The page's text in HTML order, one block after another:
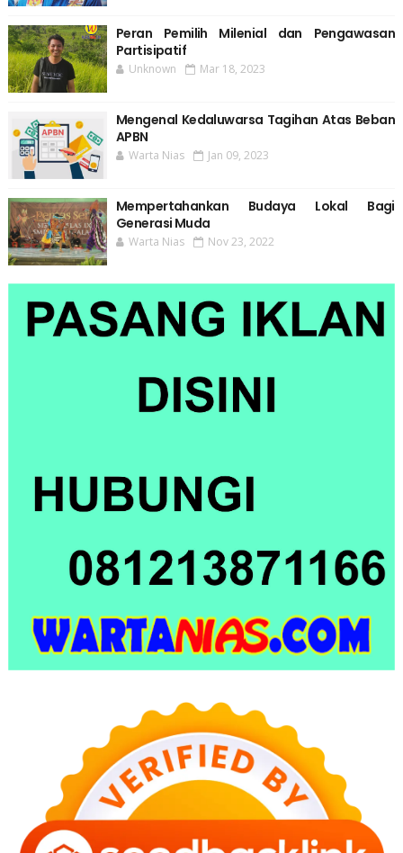
Peran Pemilih Milenial dan Pengawasan
Partisipatif
Unknown Mar 18, 2023
Mengenal Kedaluwarsa Tagihan Atas Beban
APBN
Warta Nias Jan 09, 2023
Mempertahankan Budaya Lokal Bagi
Generasi Muda
Warta Nias Nov 23, 2022